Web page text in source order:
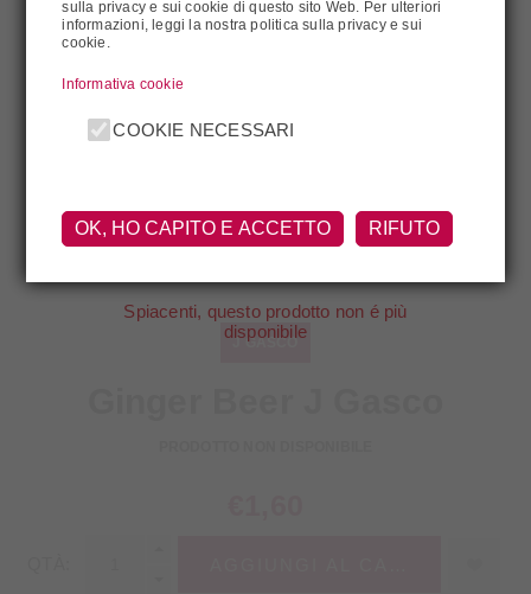
J GASCO
Spiacenti, questo prodotto non é più
disponibile
sulla privacy e sui cookie di questo sito Web. Per ulteriori
informazioni, leggi la nostra politica sulla privacy e sui
cookie.
Informativa cookie
COOKIE NECESSARI
OK, HO CAPITO E ACCETTO RIFUTO